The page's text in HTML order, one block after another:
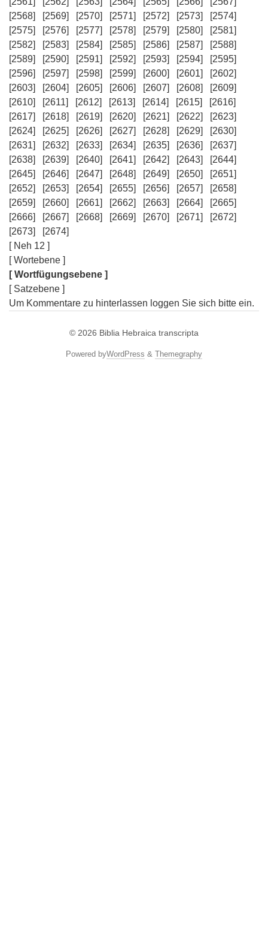
[2568]
[2569] [2570] [2571] [2572] [2573]
[2574]
[2575]
[2576] [2577] [2578] [2579] [2580]
[2581]
[2582]
[2583] [2584] [2585] [2586] [2587]
[2588]
[2589]
[2590] [2591] [2592] [2593] [2594]
[2595]
[2596]
[2597] [2598] [2599] [2600] [2601]
[2602]
[2603]
[2604] [2605] [2606] [2607] [2608]
[2609]
[2610]
[2611] [2612] [2613] [2614] [2615]
[2616]
[2617]
[2618] [2619] [2620] [2621] [2622]
[2623]
[2624]
[2625] [2626] [2627] [2628] [2629]
[2630]
[2631]
[2632] [2633] [2634] [2635] [2636]
[2637]
[2638]
[2639] [2640] [2641] [2642] [2643]
[2644]
[2645]
[2646] [2647] [2648] [2649] [2650]
[2651]
[2652]
[2653] [2654] [2655] [2656] [2657]
[2658]
[2659]
[2660] [2661] [2662] [2663] [2664]
[2665]
[2666]
[2667] [2668] [2669] [2670] [2671]
[2672]
[2673]
[2674]
[ Neh 12 ]
[ Wortebene ]
[ Wortfügungsebene ]
[ Satzebene ]
Um Kommentare zu hinterlassen loggen Sie sich bitte ein.
© 2026 Biblia Hebraica transcripta
Powered byWordPress & Themegraphy